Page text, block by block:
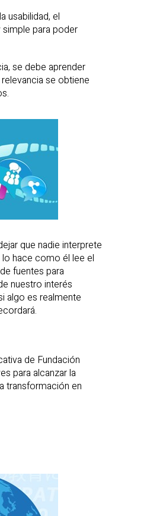
usabilidad, el
para poder
se debe aprender
se obtiene
que nadie interprete
hace como él lee el
fuentes para
nuestro interés
algo es realmente
de Fundación
para alcanzar la
transformación en